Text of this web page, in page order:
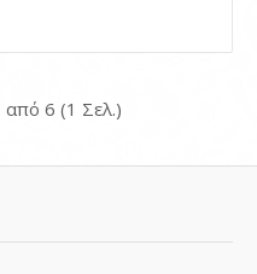
6 (1 Σελ.)